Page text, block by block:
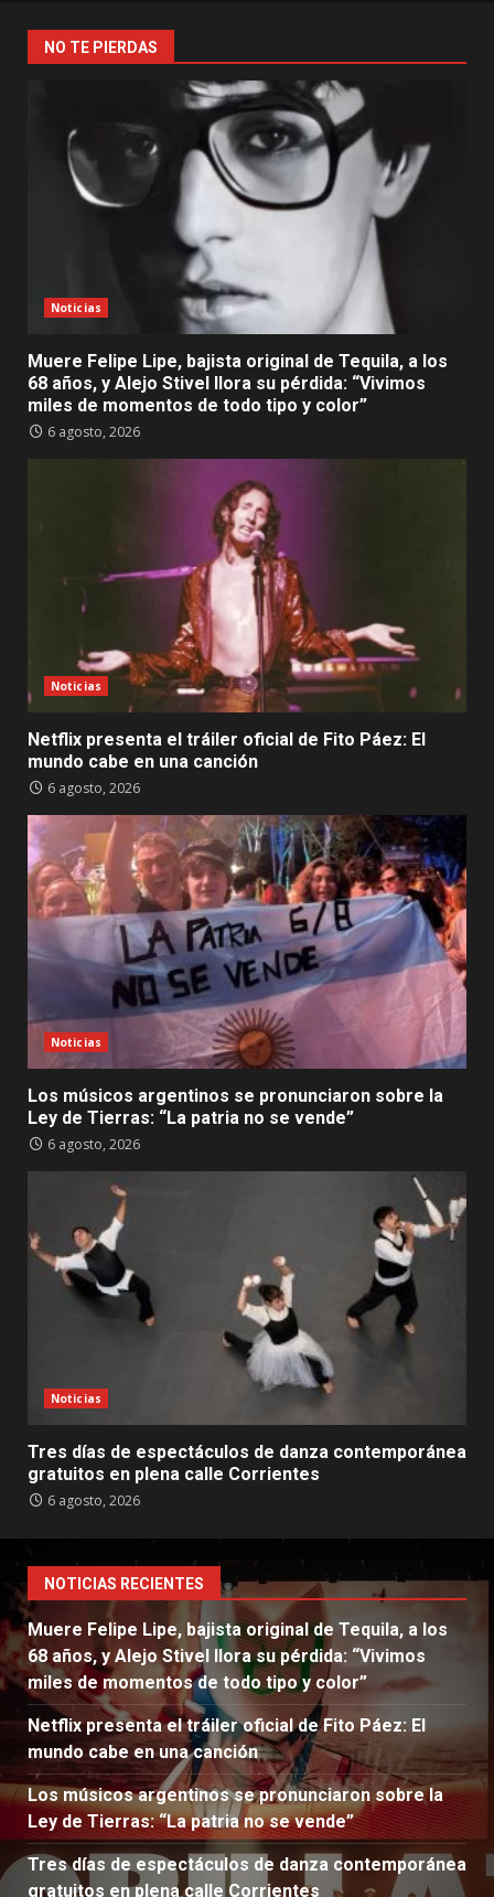
NO TE PIERDAS
Noticias
Muere Felipe Lipe, bajista original de Tequila, a los
68 años, y Alejo Stivel llora su pérdida: “Vivimos
miles de momentos de todo tipo y color”
6 agosto, 2026
Noticias
Netflix presenta el tráiler oficial de Fito Páez: El
mundo cabe en una canción
6 agosto, 2026
Noticias
Los músicos argentinos se pronunciaron sobre la
Ley de Tierras: “La patria no se vende”
6 agosto, 2026
Noticias
Tres días de espectáculos de danza contemporánea
gratuitos en plena calle Corrientes
6 agosto, 2026
NOTICIAS RECIENTES
Muere Felipe Lipe, bajista original de Tequila, a los
68 años, y Alejo Stivel llora su pérdida: “Vivimos
miles de momentos de todo tipo y color”
Netflix presenta el tráiler oficial de Fito Páez: El
mundo cabe en una canción
Los músicos argentinos se pronunciaron sobre la
Ley de Tierras: “La patria no se vende”
Tres días de espectáculos de danza contemporánea
gratuitos en plena calle Corrientes